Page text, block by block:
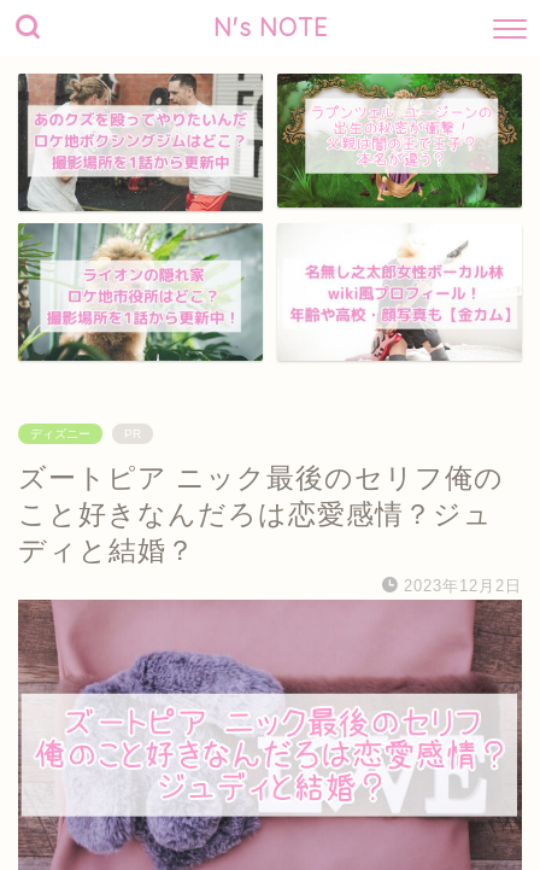
N's NOTE
ディズニー PR
ズートピア ニック最後のセリフ俺の
こと好きなんだろは恋愛感情？ジュ
ディと結婚？
2023年12月2日